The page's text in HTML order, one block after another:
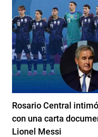
Rosario Central
con una carta
Lionel Messi